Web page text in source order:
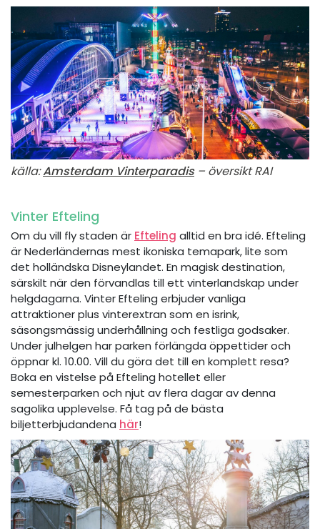
källa:Amsterdam Vinterparadis– översikt RAI
Vinter Efteling
Om du vill fly staden är Efteling alltid en bra idé. Efteling
är Nederländernas mest ikoniska temapark, lite som
det holländska Disneylandet. En magisk destination,
särskilt när den förvandlas till ett vinterlandskap under
helgdagarna. Vinter Efteling erbjuder vanliga
attraktioner plus vinterextran som en isrink,
säsongsmässig underhållning och festliga godsaker.
Under julhelgen har parken förlängda öppettider och
öppnar kl. 10.00. Vill du göra det till en komplett resa?
Boka en vistelse på Efteling hotellet eller
semesterparken och njut av flera dagar av denna
sagolika upplevelse. Få tag på de bästa
biljetterbjudandena här!